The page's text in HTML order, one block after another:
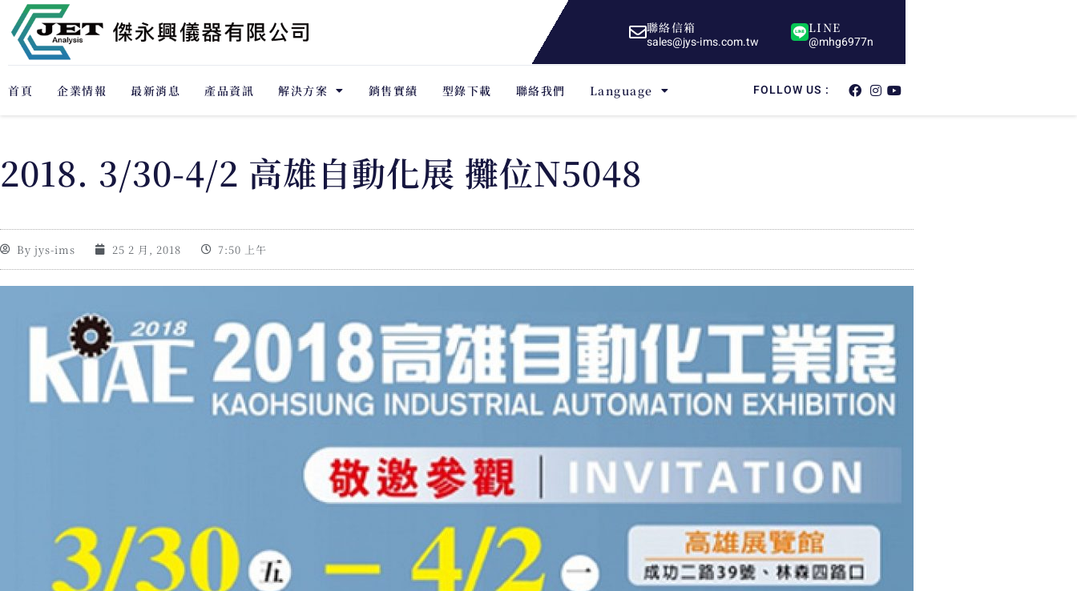
聯絡信箱
sales@jys-ims.com.tw
LINE
@mhg6977n
首頁 企業情報 最新消息 產品資訊 解決方案 銷售實績 型錄下載 聯絡我們 Language FOLLOW US :
2018. 3/30-4/2 高雄自動化展 攤位N5048
By jys-ims 25 2 月, 2018 7:50 上午